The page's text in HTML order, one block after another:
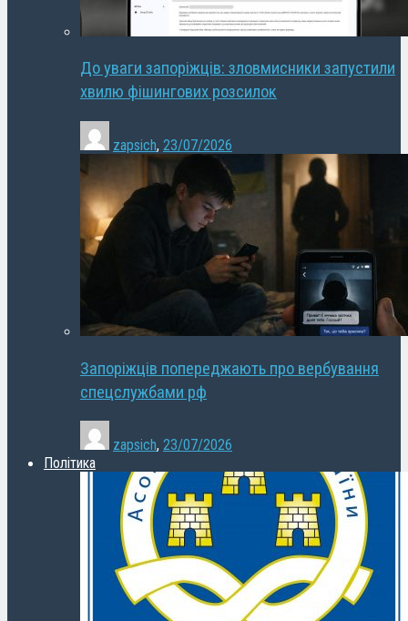
До уваги запоріжців: зловмисники запустили
хвилю фішингових розсилок
zapsich, 23/07/2026
Запоріжців попереджають про вербування
спецслужбами рф
zapsich, 23/07/2026
Політика